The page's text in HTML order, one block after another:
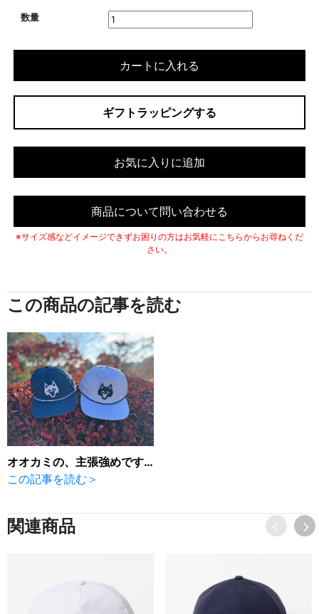
数量
カートに入れる
ギフトラッピングする
お気に入りに追加
商品について問い合わせる
※サイズ感などイメージできずお困りの方はお気軽にこちらからお尋ねくだ
さい。
この商品の記事を読む
オオカミの、主張強めです💦
この記事を読む＞
関連商品